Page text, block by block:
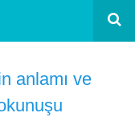
anlamı ve